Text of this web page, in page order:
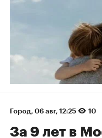
Город⁠, 06 авг, 12:25 10
За 9 лет в